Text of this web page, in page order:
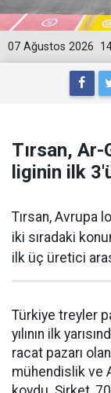
07 Ağustos 2026
Tırsan,
liginin ilk
Tırsan, Avrupa
iki sıradaki
ilk üç üretici
Türkiye treyler
yılının ilk
racat pazarı
mühendislik ve